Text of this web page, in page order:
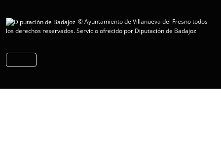
© Ayuntamiento de Villanueva del Fresno todos
los derechos reservados.Servicio ofrecido por Diputación de Badajoz